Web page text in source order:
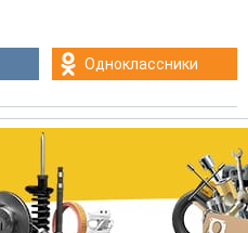
Одноклассники